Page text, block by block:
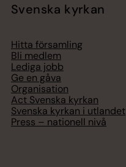
Svenska kyrkan
Hitta församling
Bli medlem
Lediga jobb
Ge en gåva
Organisation
Act Svenska kyrkan
Svenska kyrkan i utlandet
Press – nationell nivå